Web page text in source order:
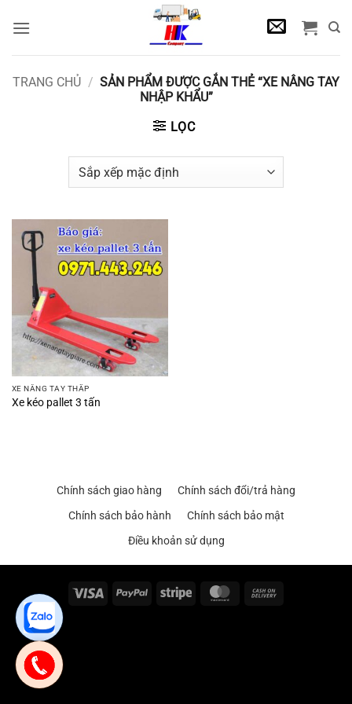
qua
TRANG CHỦ / SẢN PHẨM ĐƯỢC GẮN THẺ “XE NÂNG TAY
NHẬP KHẨU”
LỌC
XE NÂNG TAY THẤP
Xe kéo pallet 3 tấn
Chính sách giao hàng
Chính sách đổi/trả hàng
Chính sách bảo hành
Chính sách bảo mật
Điều khoản sử dụng
Visa PayPal Stripe MasterCard